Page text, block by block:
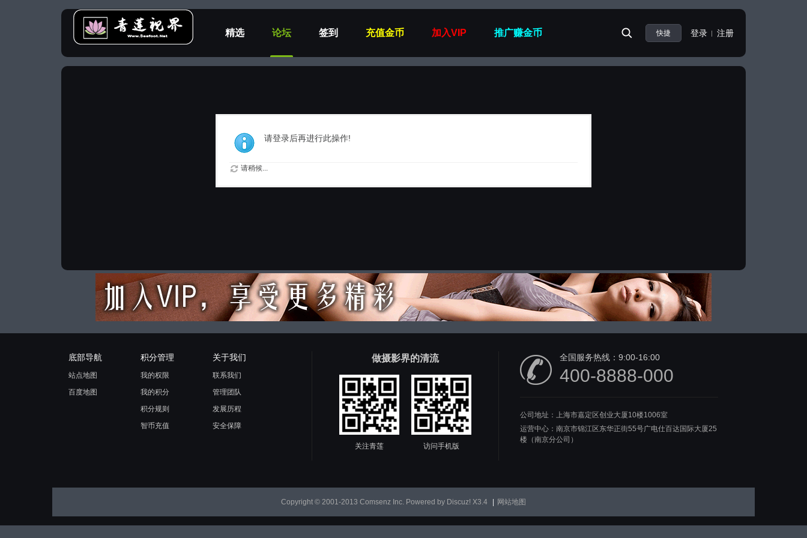
精选 论坛 签到 充值金币 加入VIP 推广赚金币 快捷 登录 注册
请登录后再进行此操作!
请稍候...
底部导航
站点地图
百度地图
积分管理
我的权限
我的积分
积分规则
智币充值
关于我们
联系我们
管理团队
发展历程
安全保障
做摄影界的清流
关注青莲 访问手机版
全国服务热线： 9:00-16:00
400-8888-000
公司地址：上海市嘉定区创业大厦10楼1006室
运营中心：南京市锦江区东华正街55号广电仕百达国际大厦25
楼（南京分公司）
Copyright © 2001-2013 Comsenz Inc. Powered by Discuz! X3.4 网站地图